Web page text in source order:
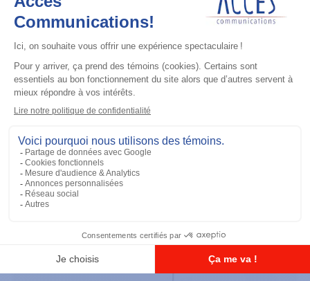
Accessoires général
UHF 3.5dB Gain Through-hole Mount
Antenna, 470-494 MHz
Ajouter à la liste